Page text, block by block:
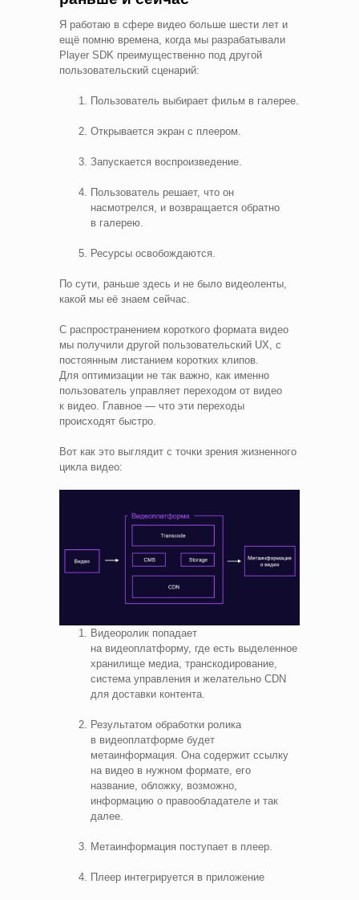
Я работаю в сфере видео больше шести лет и
ещё помню времена, когда мы разрабатывали
Player SDK преимущественно под другой
пользовательский сценарий:
Пользователь выбирает фильм в галерее.
Открывается экран с плеером.
Запускается воспроизведение.
Пользователь решает, что он
насмотрелся, и возвращается обратно
в галерею.
Ресурсы освобождаются.
По сути, раньше здесь и не было видеоленты,
какой мы её знаем сейчас.
С распространением короткого формата видео
мы получили другой пользовательский UX, c
постоянным листанием коротких клипов.
Для оптимизации не так важно, как именно
пользователь управляет переходом от видео
к видео. Главное — что эти переходы
происходят быстро.
Вот как это выглядит с точки зрения жизненного
цикла видео:
Видеоролик попадает
на видеоплатформу, где есть выделенное
хранилище медиа, транскодирование,
система управления и желательно CDN
для доставки контента.
Результатом обработки ролика
в видеоплатформе будет
метаинформация. Она содержит ссылку
на видео в нужном формате, его
название, обложку, возможно,
информацию о правообладателе и так
далее.
Метаинформация поступает в плеер.
Плеер интегрируется в приложение